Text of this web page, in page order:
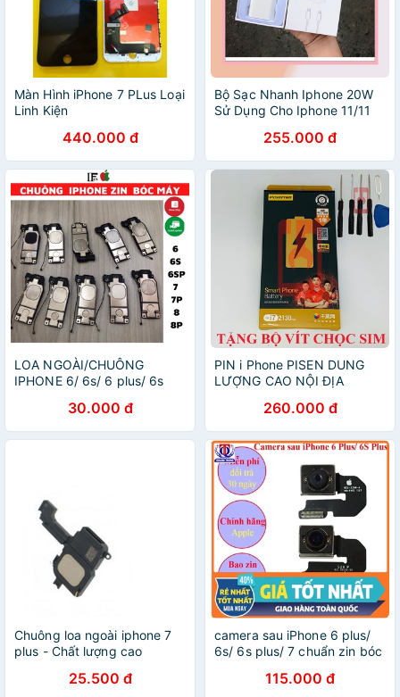
Màn Hình iPhone 7 PLus Loại
Linh Kiện
440.000 đ
Bộ Sạc Nhanh Iphone 20W
Sử Dụng Cho Iphone 11/11
/8 Plus/ X /Xs/Xs Max bảo
hành 12 tháng
255.000 đ
LOA NGOÀI/CHUÔNG
IPHONE 6/ 6s/ 6 plus/ 6s
Xs / Xs Max/ 11 Zin Bóc Móc
30.000 đ
PIN i Phone PISEN DUNG
LƯỢNG CAO NỘI ĐỊA
260.000 đ
Chuông loa ngoài iphone 7
plus - Chất lượng cao
25.500 đ
camera sau iPhone 6 plus/
6s/ 6s plus/ 7 chuẩn zin bóc
115.000 đ